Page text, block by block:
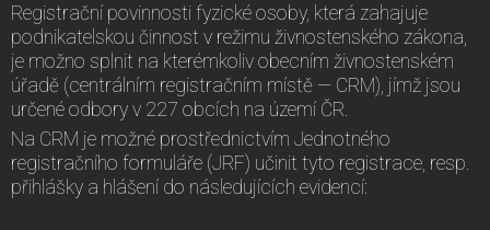
Registrační povinnosti fyzické osoby, která zahajuje
podnikatelskou činnost v režimu živnostenského zákona,
je možno splnit na kterémkoliv obecním živnostenském
úřadě (centrálním registračním místě — CRM), jímž jsou
určené odbory v 227 obcích na území ČR.
Na CRM je možné prostřednictvím Jednotného
registračního formuláře (JRF) učinit tyto registrace, resp.
přihlášky a hlášení do následujících evidencí: